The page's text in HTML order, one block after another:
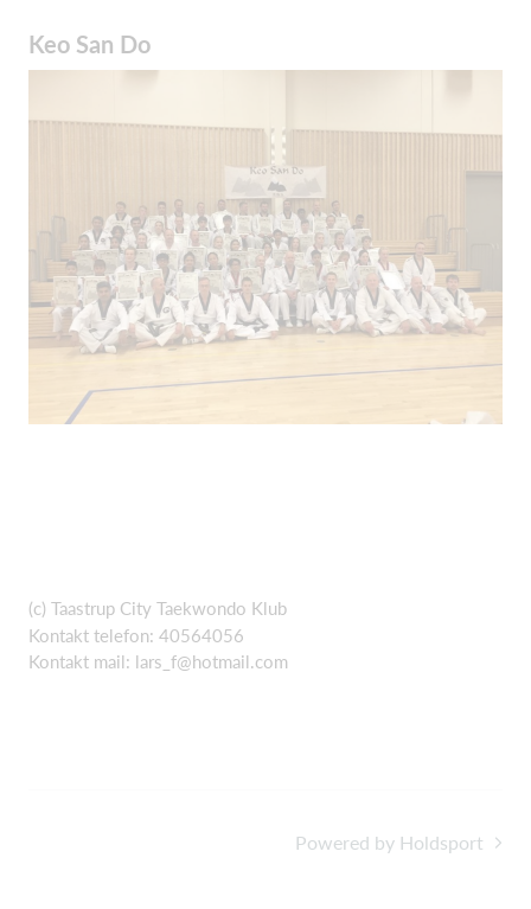
Keo San Do
(c) Taastrup City Taekwondo Klub
Kontakt telefon: 40564056
Kontakt mail: lars_f@hotmail.com
Powered by Holdsport